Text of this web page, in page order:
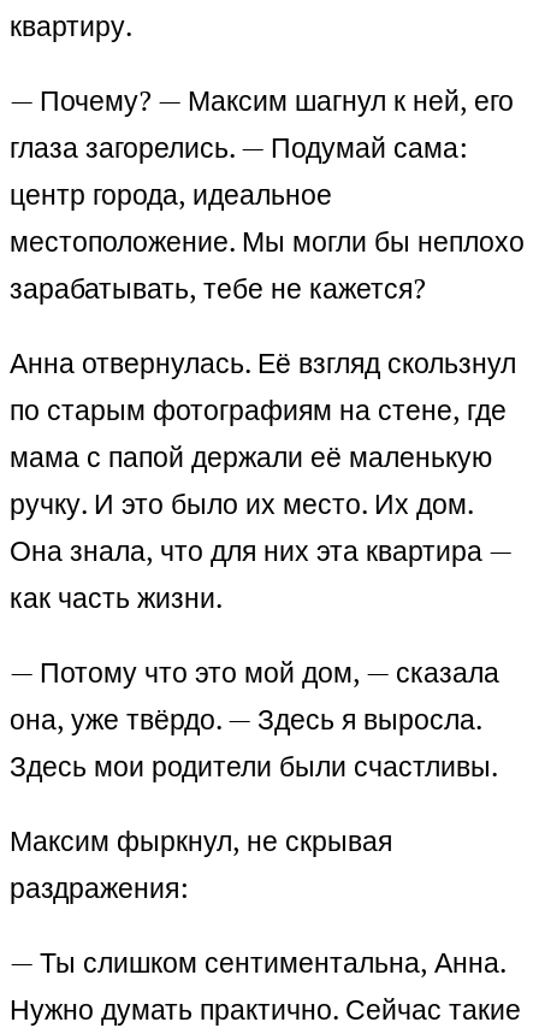
квартиру.
— Почему? — Максим шагнул к ней, его
глаза загорелись. — Подумай сама:
центр города, идеальное
местоположение. Мы могли бы неплохо
зарабатывать, тебе не кажется?
Анна отвернулась. Её взгляд скользнул
по старым фотографиям на стене, где
мама с папой держали её маленькую
ручку. И это было их место. Их дом.
Она знала, что для них эта квартира —
как часть жизни.
— Потому что это мой дом, — сказала
она, уже твёрдо. — Здесь я выросла.
Здесь мои родители были счастливы.
Максим фыркнул, не скрывая
раздражения:
— Ты слишком сентиментальна, Анна.
Нужно думать практично. Сейчас такие